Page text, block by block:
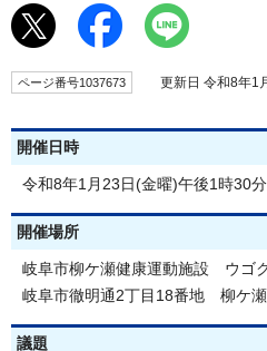
ページ番号1037673 更新日 令和8年1
開催日時
令和8年1月23日(金曜)午後1時30
開催場所
岐阜市柳ケ瀬健康運動施設 ウゴ
岐阜市徹明通2丁目18番地 柳ケ
議題